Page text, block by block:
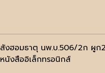
สังฮอมธาตุ นพ.บ.506/2ก ผูก
หนังสืออิเล็กทรอนิกส์